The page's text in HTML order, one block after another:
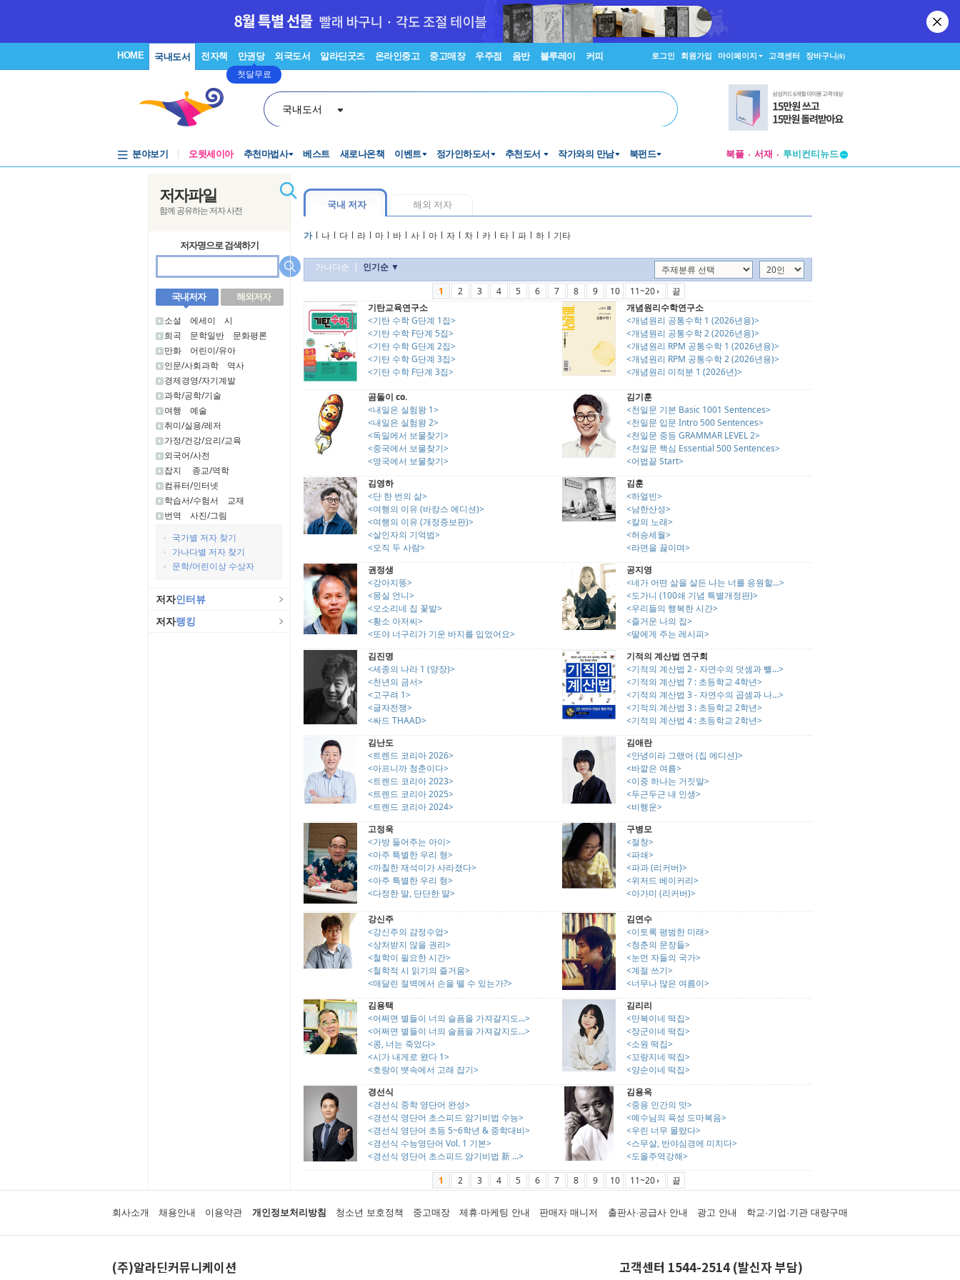
HOME 국내도서 전자책 만권당
첫달무료
외국도서 알라딘굿즈 온라인중고 중고매장 우주점 음반 블루레이 커피 로그인 회원가입 마이페이지 고객센터 장바구니(0)
국내도서
분야보기 오뒷세이아 추천마법사 베스트 새로나온책 이벤트 정가인하도서 추천도서 작가와의 만남 북펀드 북플 서재
투비컨티뉴드
저자파일
함께 공유하는 저자 사전
저자명으로 검색하기
국내저자 해외저자
소설 에세이
시
희곡
문학일반
문화평론
만화
어린이/유아
인문/사회과학
역사
경제경영/자기계발
과학/공학/기술
여행
예술
취미/실용/레저
가정/건강/요리/교육
외국어/사전
잡지
종교/역학
컴퓨터/인터넷
학습서/수험서
교재
번역
사진/그림
국가별 저자 찾기
가나다별 저자 찾기
문학/어린이상 수상자
저자인터뷰
저자랭킹
국내 저자 해외 저자
가 l 나 l 다 l 라 l 마 l 바 l 사 l 아 l 자 l 차 l 카 l 타 l 파 l 하 l 기타
가나다순 | 인기순 ▼
1
2 3 4 5 6 7 8 9 10 11~20
끝
기탄교육연구소
<기탄 수학 G단계 1집>
<기탄 수학 F단계 5집>
<기탄 수학 G단계 2집>
<기탄 수학 G단계 3집>
<기탄 수학 F단계 3집>
개념원리수학연구소
<개념원리 공통수학 1 (2026년용)>
<개념원리 공통수학 2 (2026년용)>
<개념원리 RPM 공통수학 1 (2026년용)>
<개념원리 RPM 공통수학 2 (2026년용)>
<개념원리 미적분 1 (2026년)>
곰돌이 co.
<내일은 실험왕 1>
<내일은 실험왕 2>
<독일에서 보물찾기>
<중국에서 보물찾기>
<영국에서 보물찾기>
김기훈
<천일문 기본 Basic 1001 Sentences>
<천일문 입문 Intro 500 Sentences>
<천일문 중등 GRAMMAR LEVEL 2>
<천일문 핵심 Essential 500 Sentences>
<어법끝 Start>
김영하
<단 한 번의 삶>
<여행의 이유 (바캉스 에디션)>
<여행의 이유 (개정증보판)>
<살인자의 기억법>
<오직 두 사람>
김훈
<하얼빈>
<남한산성>
<칼의 노래>
<허송세월>
<라면을 끓이며>
권정생
<강아지똥>
<몽실 언니>
<오소리네 집 꽃밭>
<황소 아저씨>
<또야 너구리가 기운 바지를 입었어요>
공지영
<네가 어떤 삶을 살든 나는 너를 응원할...>
<도가니 (100쇄 기념 특별개정판)>
<우리들의 행복한 시간>
<즐거운 나의 집>
<딸에게 주는 레시피>
김진명
<세종의 나라 1 (양장)>
<천년의 금서>
<고구려 1>
<글자전쟁>
<싸드 THAAD>
기적의 계산법 연구회
<기적의 계산법 2 - 자연수의 덧셈과 뺄...>
<기적의 계산법 7 : 초등학교 4학년>
<기적의 계산법 3 - 자연수의 곱셈과 나...>
<기적의 계산법 3 : 초등학교 2학년>
<기적의 계산법 4 : 초등학교 2학년>
김난도
<트렌드 코리아 2026>
<아프니까 청춘이다>
<트렌드 코리아 2023>
<트렌드 코리아 2025>
<트렌드 코리아 2024>
김애란
<안녕이라 그랬어 (집 에디션)>
<바깥은 여름>
<이중 하나는 거짓말>
<두근두근 내 인생>
<비행운>
고정욱
<가방 들어주는 아이>
<아주 특별한 우리 형>
<까칠한 재석이가 사라졌다>
<아주 특별한 우리 형>
<다정한 말, 단단한 말>
구병모
<절창>
<파쇄>
<파과 (리커버)>
<위저드 베이커리>
<아가미 (리커버)>
강신주
<강신주의 감정수업>
<상처받지 않을 권리>
<철학이 필요한 시간>
<철학적 시 읽기의 즐거움>
<매달린 절벽에서 손을 뗄 수 있는가?>
김연수
<이토록 평범한 미래>
<청춘의 문장들>
<눈먼 자들의 국가>
<계절 쓰기>
<너무나 많은 여름이>
김용택
<어쩌면 별들이 너의 슬픔을 가져갈지도...>
<어쩌면 별들이 너의 슬픔을 가져갈지도...>
<콩, 너는 죽었다>
<시가 내게로 왔다 1>
<호랑이 뱃속에서 고래 잡기>
김리리
<만복이네 떡집>
<장군이네 떡집>
<소원 떡집>
<꼬랑지네 떡집>
<양순이네 떡집>
경선식
<경선식 중학 영단어 완성>
<경선식 영단어 초스피드 암기비법 수능>
<경선식 영단어 초등 5~6학년 & 중학대비>
<경선식 수능영단어 Vol. 1 기본>
<경선식 영단어 초스피드 암기비법 新 ...>
김용옥
<중용 인간의 맛>
<예수님의 육성 도마복음>
<우린 너무 몰랐다>
<스무살, 반야심경에 미치다>
<도올주역강해>
1
2 3 4 5 6 7 8 9 10 11~20 끝
회사소개 채용안내 이용약관 개인정보처리방침 청소년 보호정책 중고매장 제휴·마케팅 안내 판매자 매니저 출판사·공급사 안내 광고 안내 학교·기업·기관 대량구매
(주)알라딘커뮤니케이션 고객센터 1544-2514 (발신자 부담)